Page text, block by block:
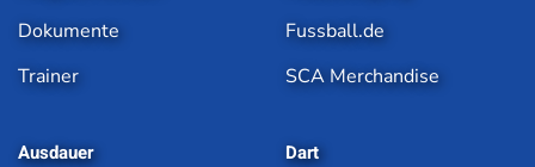
Dokumente
Trainer
Fussball.de
SCA Merchandise
Ausdauer Dart